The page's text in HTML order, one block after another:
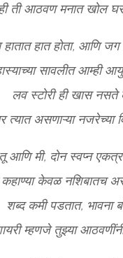
ती आठवण मनात खोल
हातात हात होता, आणि जग
सावलीत आम्ही
लव स्टोरी ही खास
त्यात असणाऱ्या नजरेच्या
तू आणि मी, दोन स्वप्न एकत्र
केवळ नशिबातच
शब्द कमी पडतात, भावना
म्हणजे तुझ्या